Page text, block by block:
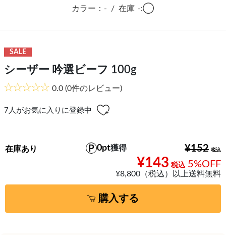
カラー：- / 在庫 -:◯
SALE
シーザー 吟選ビーフ 100g
0.0 (0件のレビュー)
7 人がお気に入りに登録中
¥152
¥143 5%OFF
0pt獲得
¥8,800（税込）以上送料無料
在庫あり
購入する